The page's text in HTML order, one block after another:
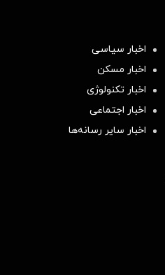
اخبار سیاسی
اخبار مسکن
اخبار تکنولوژی
اخبار اجتماعی
اخبار سایر رسانه‌‌ها